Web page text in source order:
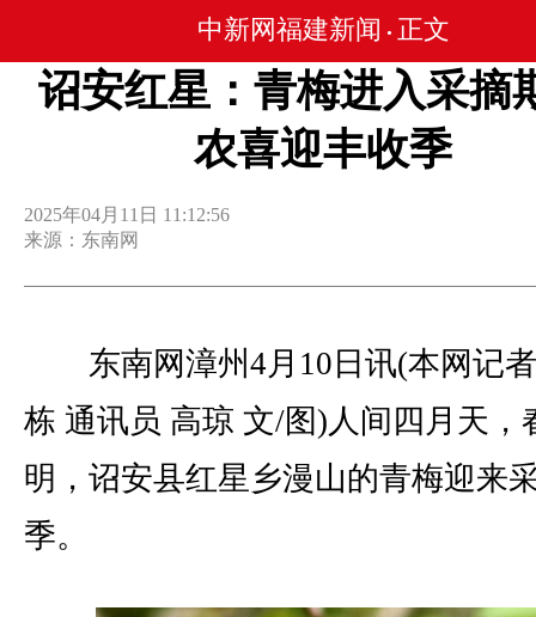
中新网福建新闻 • 正文
诏安红星：青梅进入采摘
农喜迎丰收季
2025年04月11日 11:12:56
来源：东南网
东南网漳州4月10日讯(本网记
栋 通讯员 高琼 文/图)人间四月天，
明，诏安县红星乡漫山的青梅迎来
季。